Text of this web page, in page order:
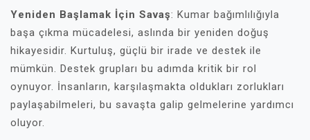
Yeniden Başlamak İçin Savaş: Kumar bağımlılığıyla
başa çıkma mücadelesi, aslında bir yeniden doğuş
hikayesidir. Kurtuluş, güçlü bir irade ve destek ile
mümkün. Destek grupları bu adımda kritik bir rol
oynuyor. İnsanların, karşılaşmakta oldukları zorlukları
paylaşabilmeleri, bu savaşta galip gelmelerine yardımcı
oluyor.